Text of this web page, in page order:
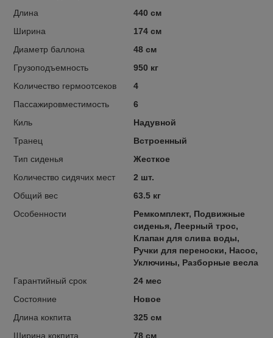
Длина
440 см
Ширина
174 см
Диаметр баллона
48 см
Грузоподъемность
950 кг
Kоличество гермоотсеков
4
Пассажировместимость
6
Киль
Надувной
Транец
Встроенный
Тип сиденья
Жесткое
Количество сидячих мест
2 шт.
Общий вес
63.5 кг
Особенности
Ремкомплект, Подвижные
сиденья, Леерный трос,
Клапан для слива воды,
Ручки для переноски, Насос,
Уключины, Разборные весла
Гарантийный срок
24 мес
Состояние
Новое
Длина кокпита
325 см
Ширина кокпита
78 см